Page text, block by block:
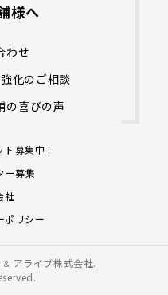
様へ
わせ
化のご相談
の喜びの声
募集中！
ー募集
社
ポリシー
& アライブ株式会社.